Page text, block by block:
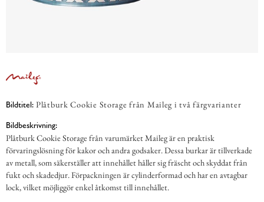
Bildtitel: Plåtburk Cookie Storage från Maileg i två färgvarianter
Bildbeskrivning:
Plåtburk Cookie Storage från varumärket Maileg är en praktisk
förvaringslösning för kakor och andra godsaker. Dessa burkar är tillverkade
av metall, som säkerställer att innehållet håller sig fräscht och skyddat från
fukt och skadedjur. Förpackningen är cylinderformad och har en avtagbar
lock, vilket möjliggör enkel åtkomst till innehållet.